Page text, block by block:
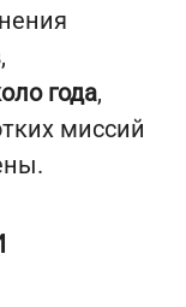
года,
миссий